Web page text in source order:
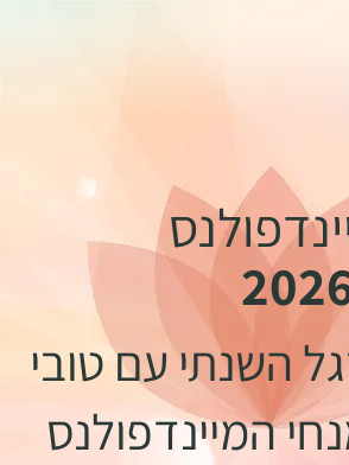
השנתי עם טובי
המיינדפולנס